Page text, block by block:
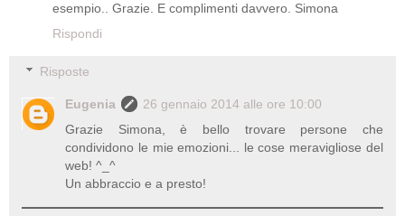
esempio.. Grazie. E complimenti davvero. Simona
Rispondi
Risposte
Eugenia
26 gennaio 2014 alle ore 10:00
Grazie Simona, è bello trovare persone che
condividono le mie emozioni... le cose meravigliose del
web! ^_^
Un abbraccio e a presto!